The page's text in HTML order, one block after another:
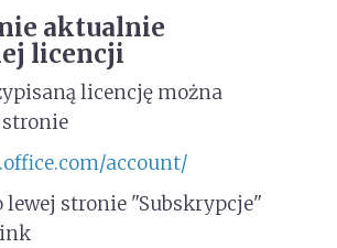
aktualnie
licencji
licencję można
account/
lewej stronie "Subskrypcje"